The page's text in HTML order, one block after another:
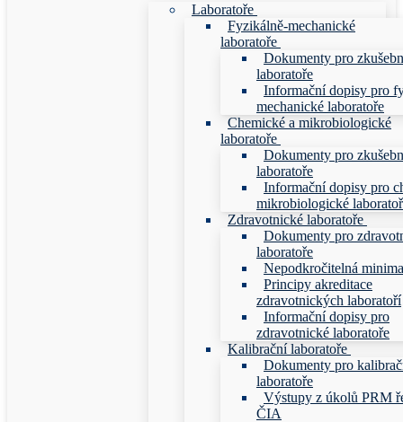
Laboratoře
Fyzikálně-mechanické
laboratoře
Dokumenty pro
laboratoře
Informační dopisy pro
mechanické laboratoře
Chemické a mikrobiologické
laboratoře
Dokumenty pro
laboratoře
Informační dopisy pro
mikrobiologické
Zdravotnické laboratoře
Dokumenty pro
laboratoře
Nepodkročitelná minima
Principy akreditace
zdravotnických laboratoří
Informační dopisy pro
zdravotnické laboratoře
Kalibrační laboratoře
Dokumenty pro
laboratoře
Výstupy z úkolů PRM
ČIA